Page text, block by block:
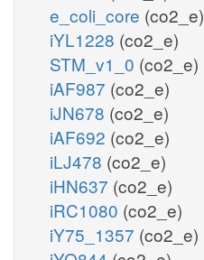
e_coli_core (co2_e)
iYL1228 (co2_e)
STM_v1_0 (co2_e)
iAF987 (co2_e)
iJN678 (co2_e)
iAF692 (co2_e)
iLJ478 (co2_e)
iHN637 (co2_e)
iRC1080 (co2_e)
iY75_1357 (co2_e)